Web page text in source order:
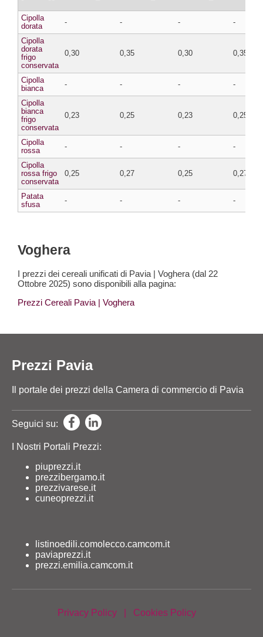
Cipolla
dorata
- - - -
Cipolla
dorata
frigo
conservata
0,30 0,35 0,30 0,35
Cipolla
bianca
- - - -
Cipolla
bianca
frigo
conservata
0,23 0,25 0,23 0,25
Cipolla
rossa
- - - -
Cipolla
rossa frigo
conservata
0,25 0,27 0,25 0,27
Patata
sfusa
- - - -
Voghera
I prezzi dei cereali unificati di Pavia | Voghera (dal 22
Ottobre 2025) sono disponibili alla pagina:
Prezzi Cereali Pavia | Voghera
Prezzi Pavia
Il portale dei prezzi della Camera di commercio di Pavia
Seguici su:
I Nostri Portali Prezzi:
piuprezzi.it
prezzibergamo.it
prezzivarese.it
cuneoprezzi.it
listinoedili.comolecco.camcom.it
paviaprezzi.it
prezzi.emilia.camcom.it
Privacy Policy Cookies Policy